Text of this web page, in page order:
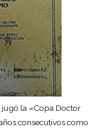
jugó la «Copa Doctor
consecutivos como